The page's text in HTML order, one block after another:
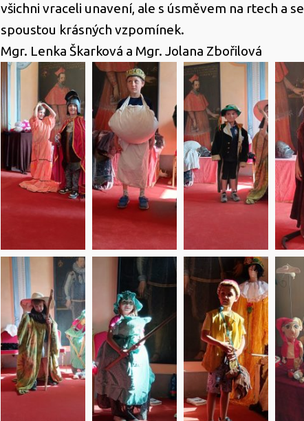
všichni vraceli unavení, ale s úsměvem na rtech a se
spoustou krásných vzpomínek.
Mgr. Lenka Škarková a Mgr. Jolana Zbořilová